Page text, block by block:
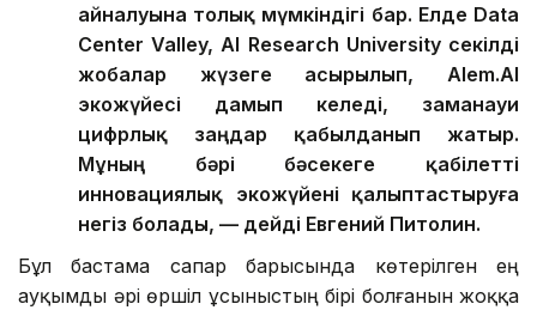
айналуына толық мүмкіндігі бар. Елде Data
Center Valley, AI Research University секілді
жобалар жүзеге асырылып, Alem.AI
экожүйесі дамып келеді, заманауи
цифрлық заңдар қабылданып жатыр.
Мұның бәрі бәсекеге қабілетті
инновациялық экожүйені қалыптастыруға
негіз болады, — дейді Евгений Питолин.
Бұл бастама сапар барысында көтерілген ең
ауқымды әрі өршіл ұсыныстың бірі болғанын жоққа